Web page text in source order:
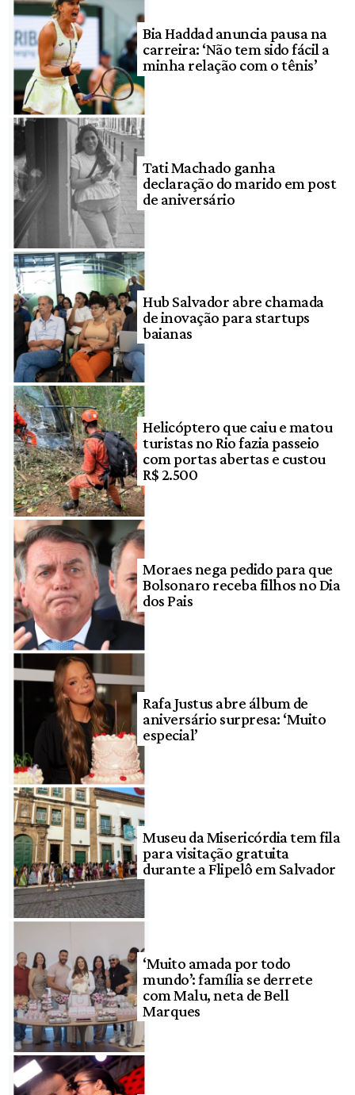
Bia Haddad anuncia pausa na
carreira: ‘Não tem sido fácil a
minha relação com o tênis’
Tati Machado ganha
declaração do marido em post
de aniversário
Hub Salvador abre chamada
de inovação para startups
baianas
Helicóptero que caiu e matou
turistas no Rio fazia passeio
com portas abertas e custou
R$ 2.500
Moraes nega pedido para que
Bolsonaro receba filhos no Dia
dos Pais
Rafa Justus abre álbum de
aniversário surpresa: ‘Muito
especial’
Museu da Misericórdia tem fila
para visitação gratuita
durante a Flipelô em Salvador
‘Muito amada por todo
mundo’: família se derrete
com Malu, neta de Bell
Marques